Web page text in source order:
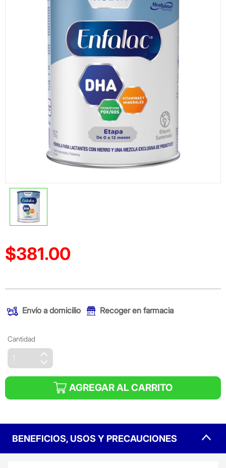
Precio reducido de
$381.00
Envío a domicilio Recoger en farmacia
Cantidad
AGREGAR AL CARRITO
BENEFICIOS, USOS Y PRECAUCIONES